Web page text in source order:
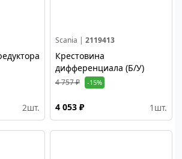
2шт.
Scania | 2119413
Крестовина
дифференциала (Б/У)
4 757 ₽ -15%
4 053 ₽ 1 шт.